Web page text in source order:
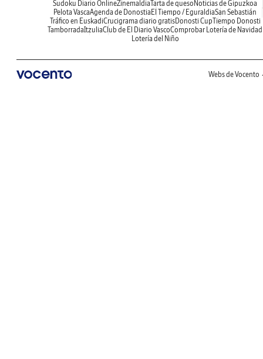
Sudoku Diario OnlineZinemaldiaTarta de queso Noticias de Gipuzkoa
Pelota VascaAgenda de Donostia El Tiempo / EguraldiaSan Sebastián
Tráfico en EuskadiCrucigrama diario gratisDonosti CupTiempo Donosti
TamborradaItzuliaClub de El Diario VascoComprobar Lotería de Navidad
Lotería del Niño
Webs de Vocento